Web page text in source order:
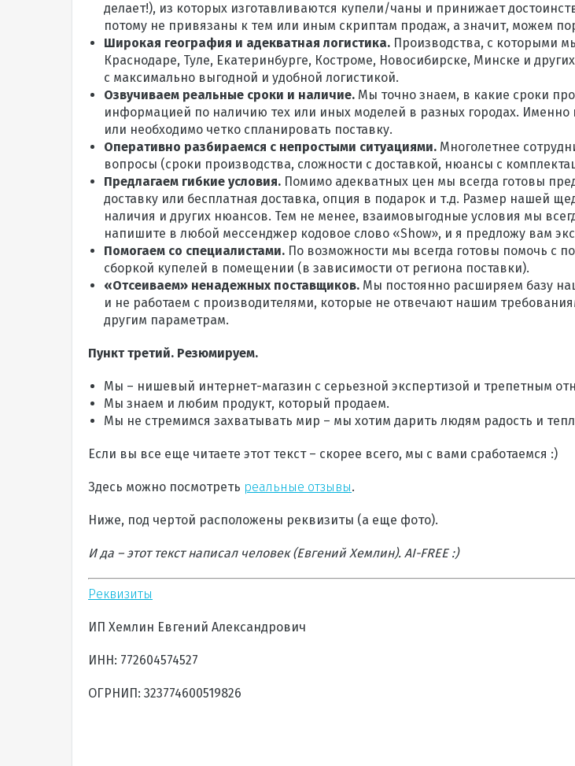
делает!), из которых изготавливаются купели/чаны и принижает
потому не привязаны к тем или иным скриптам продаж, а значит, можем
Широкая география и адекватная логистика. Производства, с которыми
Краснодаре, Туле, Екатеринбурге, Костроме, Новосибирске, Минске и
с максимально выгодной и удобной логистикой.
Озвучиваем реальные сроки и наличие. Мы точно знаем, в какие сроки
информацией по наличию тех или иных моделей в разных городах. Именно
или необходимо четко спланировать поставку.
Оперативно разбираемся с непростыми ситуациями. Многолетнее
вопросы (сроки производства, сложности с доставкой, нюансы с
Предлагаем гибкие условия. Помимо адекватных цен мы всегда готовы
доставку или бесплатная доставка, опция в подарок и т.д. Размер нашей
наличия и других нюансов. Тем не менее, взаимовыгодные условия мы
напишите в любой мессенджер кодовое слово «Show», и я предложу вам
Помогаем со специалистами. По возможности мы всегда готовы помочь с
сборкой купелей в помещении (в зависимости от региона поставки).
«Отсеиваем» ненадежных поставщиков. Мы постоянно расширяем базу
и не работаем с производителями, которые не отвечают нашим
другим параметрам.
Пункт третий. Резюмируем.
Мы – нишевый интернет-магазин с серьезной экспертизой и трепетным
Мы знаем и любим продукт, который продаем.
Мы не стремимся захватывать мир – мы хотим дарить людям радость и
Если вы все еще читаете этот текст – скорее всего, мы с вами сработаемся :)
Здесь можно посмотреть реальные отзывы.
Ниже, под чертой расположены реквизиты (а еще фото).
И да – этот текст написал человек (Евгений Хемлин). AI-FREE :)
Реквизиты
ИП Хемлин Евгений Александрович
ИНН: 772604574527
ОГРНИП: 323774600519826